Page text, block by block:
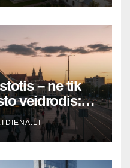
– ne tik
veidrodis: